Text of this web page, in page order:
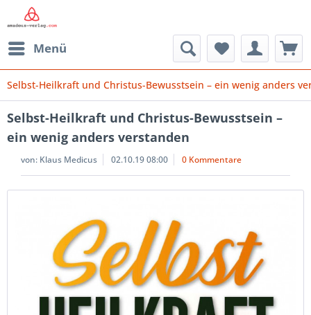
Menü
Selbst-Heilkraft und Christus-Bewusstsein – ein wenig anders
Selbst-Heilkraft und Christus-Bewusstsein –
ein wenig anders verstanden
von: Klaus Medicus 02.10.19 08:00 0 Kommentare